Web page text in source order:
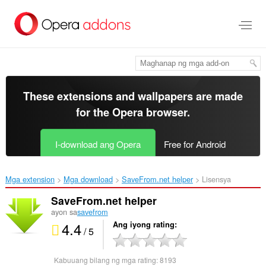
pangunahing
These extensions and wallpapers are made
for theOpera browser.
I-download ang Opera Free for Android
Mga extension Mga download SaveFrom.net helper‎ Lisensya
SaveFrom.net helper
ayon sasavefrom
4.4/ 5 Ang iyong rating
Kabuuang bilang ng mga rating:8193